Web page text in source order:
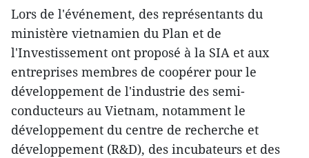
Lors de l'événement, des représentants du
ministère vietnamien du Plan et de
l'Investissement ont proposé à la SIA et aux
entreprises membres de coopérer pour le
développement de l'industrie des semi-
conducteurs au Vietnam, notamment le
développement du centre de recherche et
développement (R&D), des incubateurs et des